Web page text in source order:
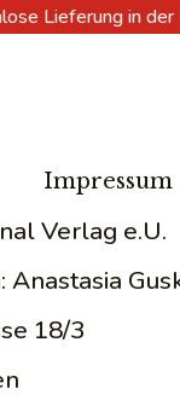
Lieferung in
Impressum
Verlag e.U.
Anastasia
18/3